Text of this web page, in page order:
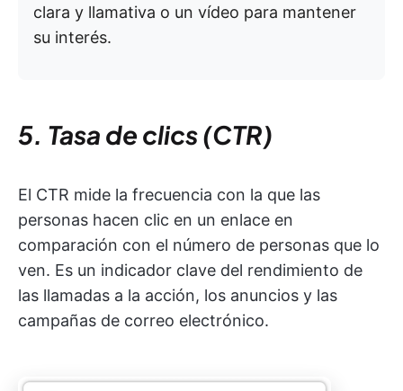
clara y llamativa o un vídeo para mantener
su interés.
5. Tasa de clics (CTR)
El CTR mide la frecuencia con la que las
personas hacen clic en un enlace en
comparación con el número de personas que lo
ven. Es un indicador clave del rendimiento de
las llamadas a la acción, los anuncios y las
campañas de correo electrónico.